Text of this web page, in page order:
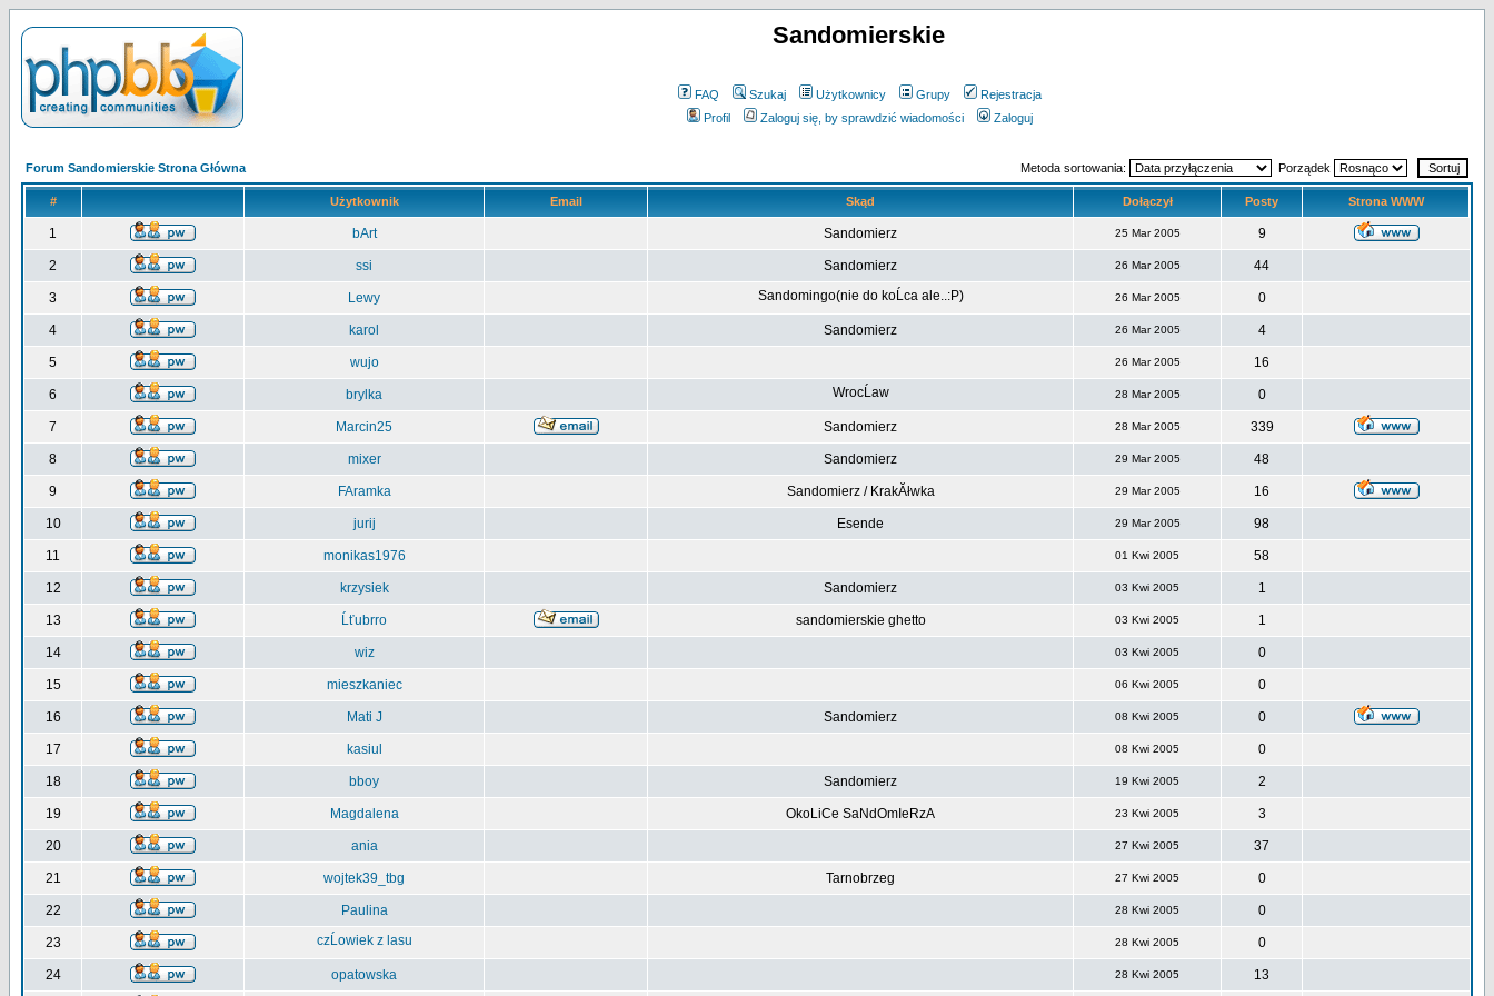
Sandomierskie
FAQ Szukaj Użytkownicy Grupy
Rejestracja
Profil
Zaloguj się, by sprawdzić wiadomości Zaloguj
Forum Sandomierskie Strona Główna Metoda sortowania: Porządek
# Użytkownik Email Skąd Dołączył Posty Strona WWW
1 bArt Sandomierz 25 Mar 2005 9
2 ssi Sandomierz 26 Mar 2005 44
3 Lewy Sandomingo(nie do koĹca ale..:P) 26 Mar 2005 0
4 karol Sandomierz 26 Mar 2005 4
5 wujo 26 Mar 2005 16
6 brylka WrocĹaw 28 Mar 2005 0
7 Marcin25 Sandomierz 28 Mar 2005 339
8 mixer Sandomierz 29 Mar 2005 48
9 FAramka Sandomierz / KrakĂłwka 29 Mar 2005 16
10 jurij Esende 29 Mar 2005 98
11 monikas1976 01 Kwi 2005 58
12 krzysiek Sandomierz 03 Kwi 2005 1
13 Ĺťubrro sandomierskie ghetto 03 Kwi 2005 1
14 wiz 03 Kwi 2005 0
15 mieszkaniec 06 Kwi 2005 0
16 Mati J Sandomierz 08 Kwi 2005 0
17 kasiul 08 Kwi 2005 0
18 bboy Sandomierz 19 Kwi 2005 2
19 Magdalena OkoLiCe SaNdOmIeRzA 23 Kwi 2005 3
20 ania 27 Kwi 2005 37
21 wojtek39_tbg Tarnobrzeg 27 Kwi 2005 0
22 Paulina 28 Kwi 2005 0
23 czĹowiek z lasu 28 Kwi 2005 0
24 opatowska 28 Kwi 2005 13